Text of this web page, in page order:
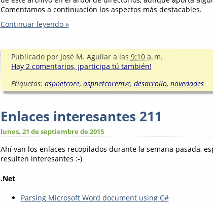
Comentamos a continuación los aspectos más destacables.
Continuar leyendo »
Publicado por José M. Aguilar a las 9:10 a. m.
Hay 2 comentarios, ¡participa tú también!
Etiquetas: aspnetcore, aspnetcoremvc, desarrollo, novedades
Enlaces interesantes 211
lunes, 21 de septiembre de 2015
Ahí van los enlaces recopilados durante la semana pasada,
resulten interesantes :-)
.Net
Parsing Microsoft Word document using C#